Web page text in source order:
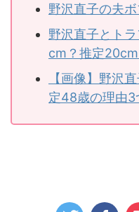
野沢直子の夫
野沢直子とト
cm？推定20cm
【画像】野沢
定48歳の理由3